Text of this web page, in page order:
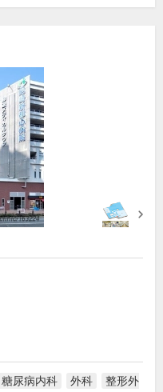
糖尿病内科 外科
整形外